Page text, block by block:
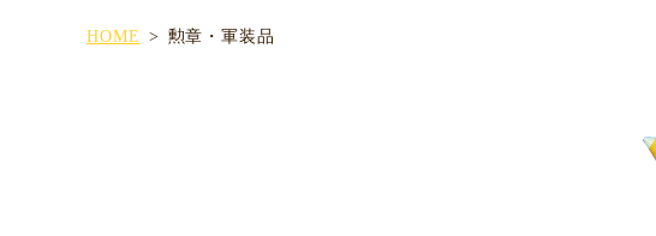
HOME 勲章・軍装品